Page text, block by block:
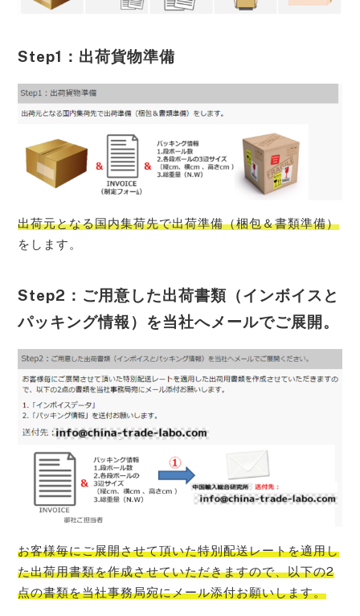
Step1：出荷貨物準備
出荷元となる国内集荷先で出荷準備（梱包＆書類準備）
をします。
Step2：ご用意した出荷書類（インボイスと
パッキング情報）を当社へメールでご展開。
お客様毎にご展開させて頂いた特別配送レートを適用し
た出荷用書類を作成させていただきますので、以下の2
点の書類を当社事務局宛にメール添付お願いします。